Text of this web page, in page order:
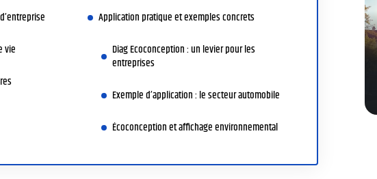
vie
Application pratique et exemples concrets
Diag Ecoconception : un levier pour les
entreprises
Exemple d’application : le secteur automobile
Écoconception et affichage environnemental